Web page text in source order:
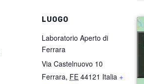
LUOGO
Laboratorio Aperto di
Ferrara
Via Castelnuovo 10
Ferrara, FE 44121 Italia +